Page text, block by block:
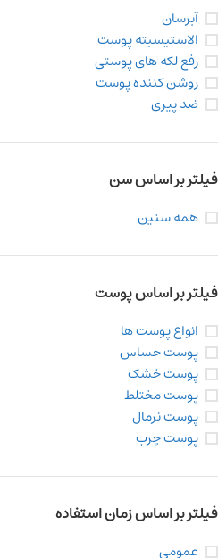
آبرسان
الاستیسیته پوست
رفع لکه های پوستی
روشن کننده پوست
ضد پیری
فیلتر بر اساس سن
همه سنین
فیلتر بر اساس پوست
انواع پوست ها
پوست حساس
پوست خشک
پوست مختلط
پوست نرمال
پوست چرب
فیلتر بر اساس زمان استفاده
عمومی